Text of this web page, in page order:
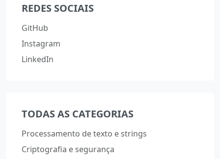
REDES SOCIAIS
GitHub
Instagram
LinkedIn
TODAS AS CATEGORIAS
Processamento de texto e strings
Criptografia e segurança